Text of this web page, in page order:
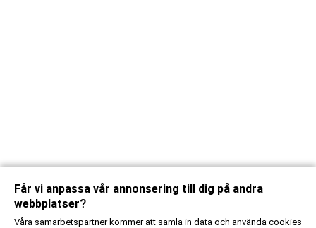
Får vi anpassa vår annonsering till dig på andra
webbplatser?
Våra samarbetspartner kommer att samla in data och använda cookies